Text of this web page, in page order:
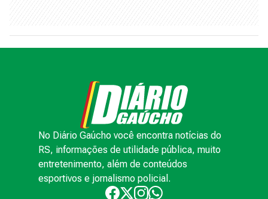
No Diário Gaúcho você encontra notícias do
RS, informações de utilidade pública, muito
entretenimento, além de conteúdos
esportivos e jornalismo policial.